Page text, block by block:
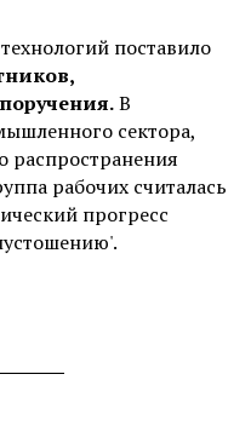
поставило
В
сектора,
распространения
рабочих считалась
прогресс